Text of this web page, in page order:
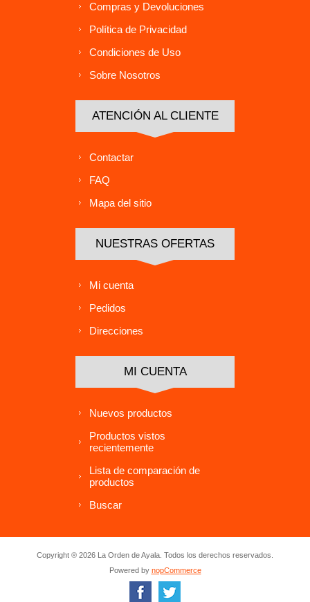
Compras y Devoluciones
Política de Privacidad
Condiciones de Uso
Sobre Nosotros
ATENCIÓN AL CLIENTE
Contactar
FAQ
Mapa del sitio
NUESTRAS OFERTAS
Mi cuenta
Pedidos
Direcciones
MI CUENTA
Nuevos productos
Productos vistos
recientemente
Lista de comparación de
productos
Buscar
Copyright ® 2026 La Orden de Ayala. Todos los derechos reservados.
Powered by nopCommerce